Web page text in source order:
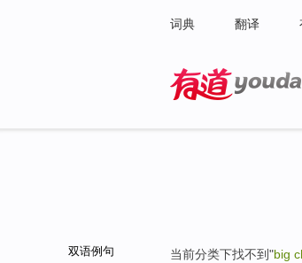
词典 翻译
双语例句 当前分类下找不到"big